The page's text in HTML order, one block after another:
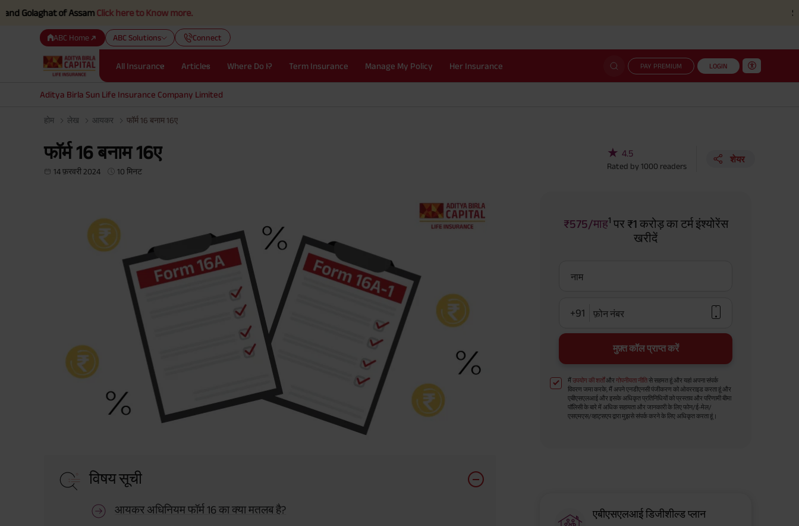
of AssamClick here to Know more. Simplified
ABC Home ABC Solutions Connect
All Insurance Articles Where Do I? Term Insurance Manage My Policy Her Insurance PAY PREMIUM LOGIN
Aditya Birla Sun Life Insurance Company Limited
होम लेख आयकर फॉर्म 16 बनाम 16ए
फॉर्म 16 बनाम 16ए
14 फ़रवरी 2024 10 मिनट
★ 4.5
Rated by 1000 readers
शेयर
विषय सूची
आयकर अधिनियम फॉर्म 16 का क्या मतलब है?
₹575/माह1 पर ₹1 करोड़ का टर्म इंश्योरेंस
खरीदें
नाम
+91 फ़ोन नंबर
मुफ़्त कॉल प्राप्त करें
मैंउपयोग की शर्तोंऔरगोपनीयता नीतिसे सहमत हूं और यहां अपना संपर्क
विवरण जमा करके, मैं अपने एनडीएनसी पंजीकरण को ओवरराइड करता हूं और
एबीएसएलआई और इसके अधिकृत प्रतिनिधियों को प्रस्ताव और परिणामी बीमा
पॉलिसी के बारे में अधिक सहायता और जानकारी के लिए फोन/ई-मेल/
एसएमएस/व्हाट्सएप द्वारा मुझसे संपर्क करने के लिए अधिकृत करता हूं।
एबीएसएलआई डिजीशील्ड प्लान